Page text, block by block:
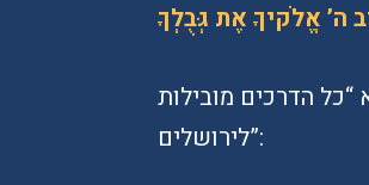
הדרכים מובילות
לירושלים”: